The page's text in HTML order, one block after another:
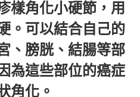
樣角化小硬節，用
。可以結合自己的
、膀胱、結腸等部
為這些部位的癌症
角化。